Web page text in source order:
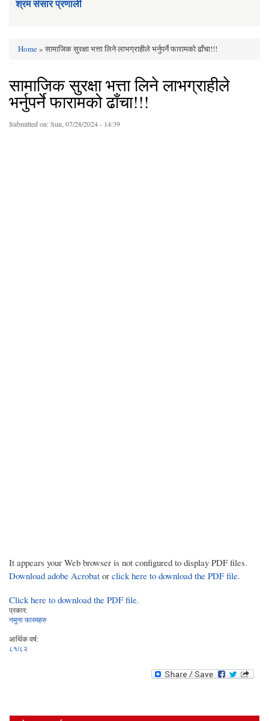
श्रम संसार प्रणाली
Home» सामाजिक सुरक्षा भत्ता लिने लाभग्राहीले भर्नुपर्ने फारामको ढाँचा!!!
सामाजिक सुरक्षा भत्ता लिने लाभग्राहीले
भर्नुपर्ने फारामको ढाँचा!!!
Submitted on:Sun, 07/28/2024 - 14:39
It appears your Web browser is not configured to display PDF files.
Download adobe Acrobat or click here to download the PDF file.
Click here to download the PDF file.
प्रकार:
नमुना फारमहरु
आर्थिक वर्ष:
८१/८२